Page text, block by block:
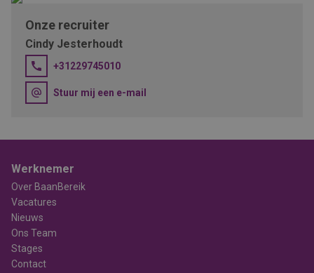
Onze recruiter
Cindy Jesterhoudt
+31229745010
Stuur mij een e-mail
Werknemer
Over BaanBereik
Vacatures
Nieuws
Ons Team
Stages
Contact